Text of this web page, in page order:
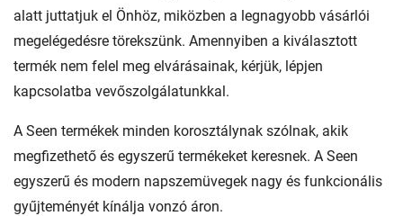
alatt juttatjuk el Önhöz, miközben a legnagyobb vásárlói
megelégedésre törekszünk. Amennyiben a kiválasztott
termék nem felel meg elvárásainak, kérjük, lépjen
kapcsolatba vevőszolgálatunkkal.
A Seen termékek minden korosztálynak szólnak, akik
megfizethető és egyszerű termékeket keresnek. A Seen
egyszerű és modern napszemüvegek nagy és funkcionális
gyűjteményét kínálja vonzó áron.